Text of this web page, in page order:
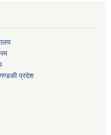
गण्डकी प्रदेश